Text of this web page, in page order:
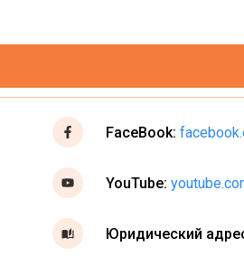
FaceBook:
YouTube:
Юридический